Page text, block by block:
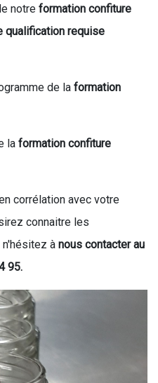
notre formation confiture
qualification requise
de la formation
la formation confiture
corrélation avec votre
connaitre les
à nous contacter au
95.